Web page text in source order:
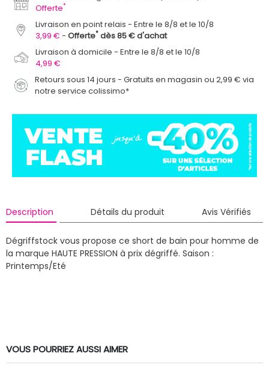
Offerte*
Livraison en point relais
Entre le 8/8 et le 10/8
3,99 €
Offerte* dès 85 € d'achat
Livraison à domicile
Entre le 8/8 et le 10/8
4,99 €
Retours sous 14 jours - Gratuits en magasin ou 2,99 € via
notre service colissimo*
Description Détails du produit Avis Vérifiés
Dégriffstock vous propose ce short de bain pour homme de
la marque HAUTE PRESSION à prix dégriffé. Saison :
Printemps/Eté
VOUS POURRIEZ AUSSI AIMER